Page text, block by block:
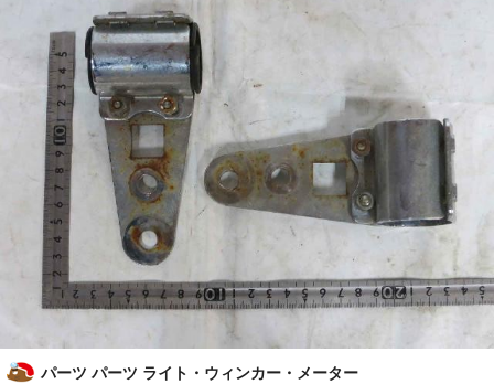
パーツ パーツ ライト・ウィンカー・メーター